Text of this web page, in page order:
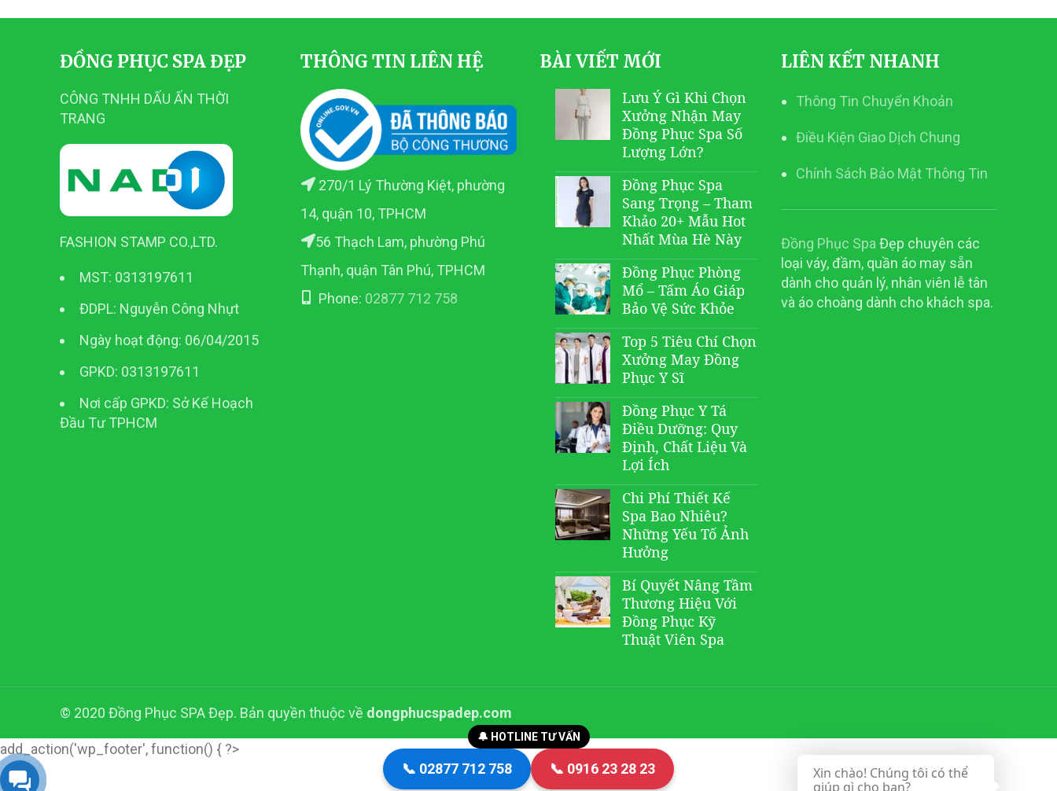
ĐỒNG PHỤC SPA ĐẸP
CÔNG TNHH DẤU ẤN THỜI
TRANG
FASHION STAMP CO.,LTD.
MST: 0313197611
ĐDPL: Nguyễn Công Nhựt
Ngày hoạt động: 06/04/2015
GPKD: 0313197611
Nơi cấp GPKD: Sở Kế Hoạch
Đầu Tư TPHCM
THÔNG TIN LIÊN HỆ
270/1 Lý Thường Kiệt, phường
14, quận 10, TPHCM
56 Thạch Lam, phường Phú
Thạnh, quận Tân Phú, TPHCM
Phone: 02877 712 758
BÀI VIẾT MỚI
Lưu Ý Gì Khi Chọn
Xưởng Nhận May
Đồng Phục Spa Số
Lượng Lớn?
Đồng Phục Spa
Sang Trọng – Tham
Khảo 20+ Mẫu Hot
Nhất Mùa Hè Này
Đồng Phục Phòng
Mổ – Tấm Áo Giáp
Bảo Vệ Sức Khỏe
Top 5 Tiêu Chí Chọn
Xưởng May Đồng
Phục Y Sĩ
Đồng Phục Y Tá
Điều Dưỡng: Quy
Định, Chất Liệu Và
Lợi Ích
Chi Phí Thiết Kế
Spa Bao Nhiêu?
Những Yếu Tố Ảnh
Hưởng
Bí Quyết Nâng Tầm
Thương Hiệu Với
Đồng Phục Kỹ
Thuật Viên Spa
LIÊN KẾT NHANH
Thông Tin Chuyển Khoản
Điều Kiện Giao Dịch Chung
Chính Sách Bảo Mật Thông Tin
Đồng Phục SpaĐẹp chuyên các
loại váy, đầm, quần áo may sẵn
dành cho quản lý, nhân viên lễ tân
và áo choàng dành cho khách spa.
© 2020 Đồng Phục SPA Đẹp. Bản quyền thuộc về dongphucspadep.com
add_action('wp_footer', function() { ?>
🔔 HOTLINE TƯ VẤN
📞 02877 712 758 📞 0916 23 28 23
Xin chào! Chúng tôi có thể
giúp gì cho bạn?